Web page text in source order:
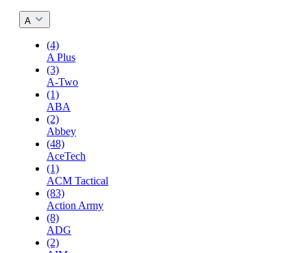
A
(4)
A Plus
(3)
A-Two
(1)
ABA
(2)
Abbey
(48)
AceTech
(1)
ACM Tactical
(83)
Action Army
(8)
ADG
(2)